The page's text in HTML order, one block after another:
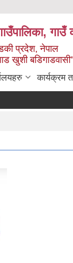
गाउँ
प्रदेश, नेपाल
खुशी
कार्यक्रम